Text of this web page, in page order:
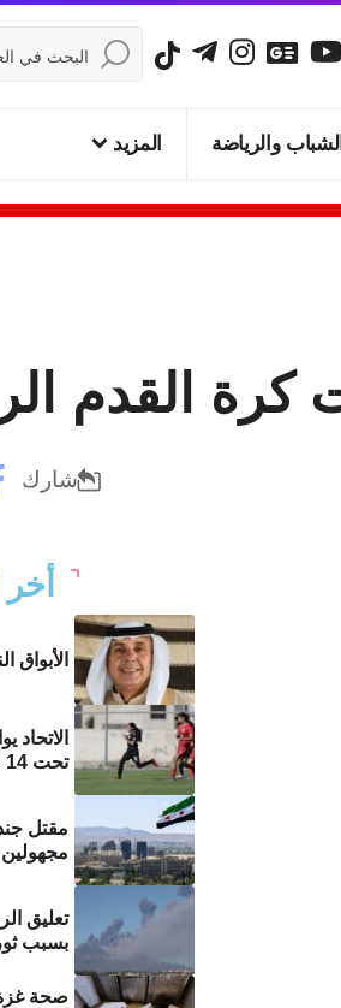
الشباب والرياضة المزيد
كرة القدم
شارك
أخر
تحت 14 عاماً بعد الجولة الـ11
مقتل
تعليق
بسبب
صحة